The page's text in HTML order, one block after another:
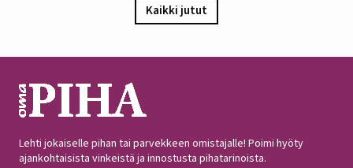
Kaikki jutut
Lehti jokaiselle pihan tai parvekkeen omistajalle! Poimi hyöty
ajankohtaisista vinkeistä ja innostusta pihatarinoista.